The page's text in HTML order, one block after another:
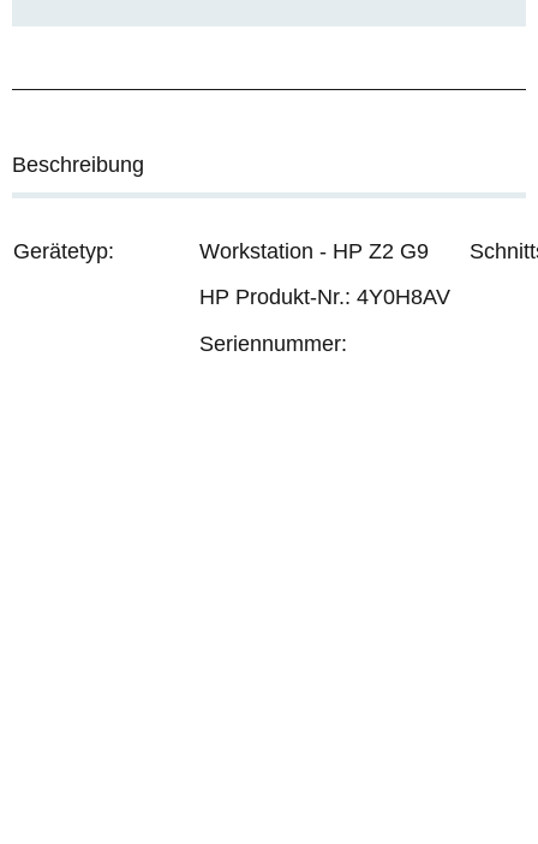
Beschreibung
Gerätetyp:
Workstation - HP Z2 G9
HP Produkt-Nr.: 4Y0H8AV
Seriennummer: